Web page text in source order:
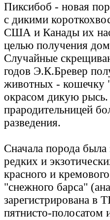
Пиксибоб - новая
с дикими
США и Канады их
целью получения
Случайные
годов Э.К.Бревер
животных -
окрасом дикую рысь.
прародительницей
разведения.
Сначала порода была
редких и
красного и
"снежного барса"
зарегистрирована в
пятнисто-полосатом